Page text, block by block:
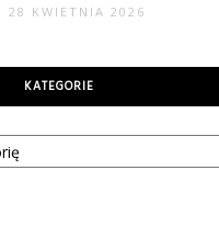
28 KWIETNIA 2026
KATEGORIE